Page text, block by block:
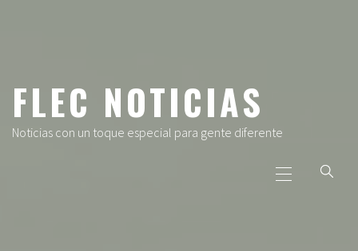
FLEC NOTICIAS
Noticias con un toque especial para gente diferente
principal